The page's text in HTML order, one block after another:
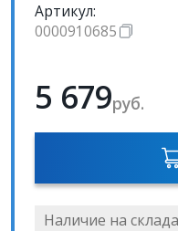
Артикул:
0000910685
5 679руб.
Наличие на